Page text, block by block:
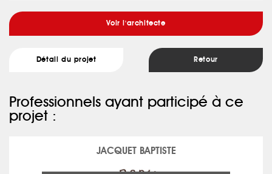
Voir l'architecte
Détail du projet Retour
Professionnels ayant participé à ce
projet :
JACQUET BAPTISTE